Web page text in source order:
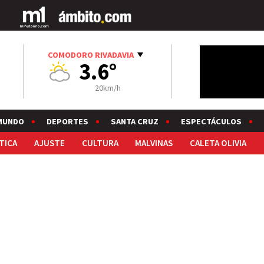
COMODORO RIVADAVIA
3.6°
20km/h
DEPORTES SANTA CRUZ ESPECTÁCULOS
AJUSTE CULTURA MALVINAS CALETA OLIVIA